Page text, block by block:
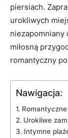
piersiach.
urokliwych
niezapomniany
miłosną
romantyczny
Nawigacja:
Urokliwe
Intymne